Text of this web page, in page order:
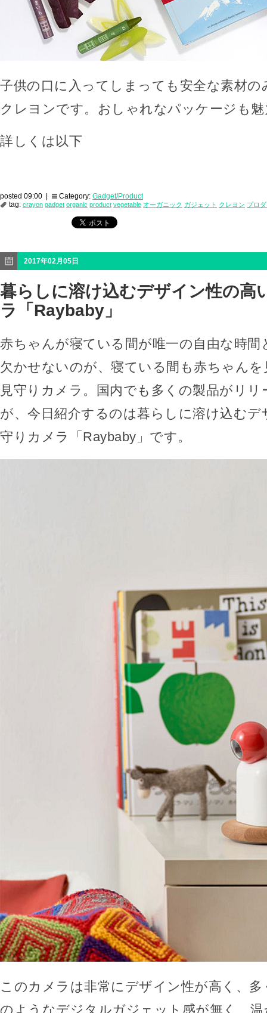
子供の口に入ってしまっても安全な素材
クレヨンです。おしゃれなパッケージも
詳しくは以下
posted 09:00 | Category: Gadget/Product
tag: crayon gadget organic product vegetable オーガニック ガジェット クレヨン プロ
2017年02月05日
暮らしに溶け込むデザイン性の高
ラ「Raybaby」
赤ちゃんが寝ている間が唯一の自由な時
欠かせないのが、寝ている間も赤ちゃん
見守りカメラ。国内でも多くの製品がリ
が、今日紹介するのは暮らしに溶け込むデ
守りカメラ「Raybaby」です。
このカメラは非常にデザイン性が高く、
のようなデジタルガジェット感が無く、